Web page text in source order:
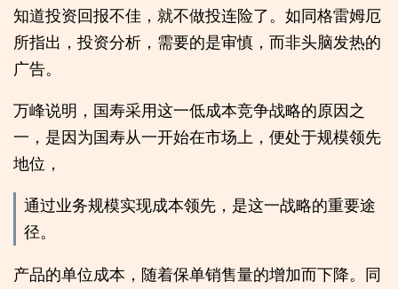
知道投资回报不佳，就不做投连险了。如同格雷姆厄
所指出，投资分析，需要的是审慎，而非头脑发热的
广告。
万峰说明，国寿采用这一低成本竞争战略的原因之
一，是因为国寿从一开始在市场上，便处于规模领先
地位，
通过业务规模实现成本领先，是这一战略的重要途
径。
产品的单位成本，随着保单销售量的增加而下降。同